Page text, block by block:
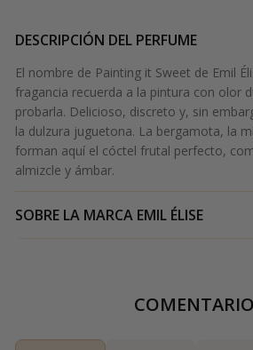
DESCRIPCIÓN DEL PERFUME
El nombre de Painting it Sweet de Emil
fragancia recuerda a la pintura con olor
probarla. Delicioso, discreto y, sin
la dulzura juguetona. La bergamota, la
forman aquí el cóctel frutal perfecto,
almizcle y ámbar.
SOBRE LA MARCA EMIL ÉLISE